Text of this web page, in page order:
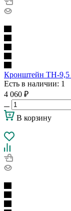
Кронштейн ТН-
Есть в наличии: 1
4 060 ₽
В корзину